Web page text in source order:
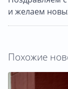
и желаем
Похожие